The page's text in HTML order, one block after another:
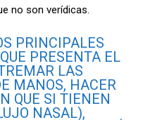
no son verídicas.
PRINCIPALES
PRESENTA EL
LAS
MANOS, HACER
QUE SI TIENEN
NASAL),